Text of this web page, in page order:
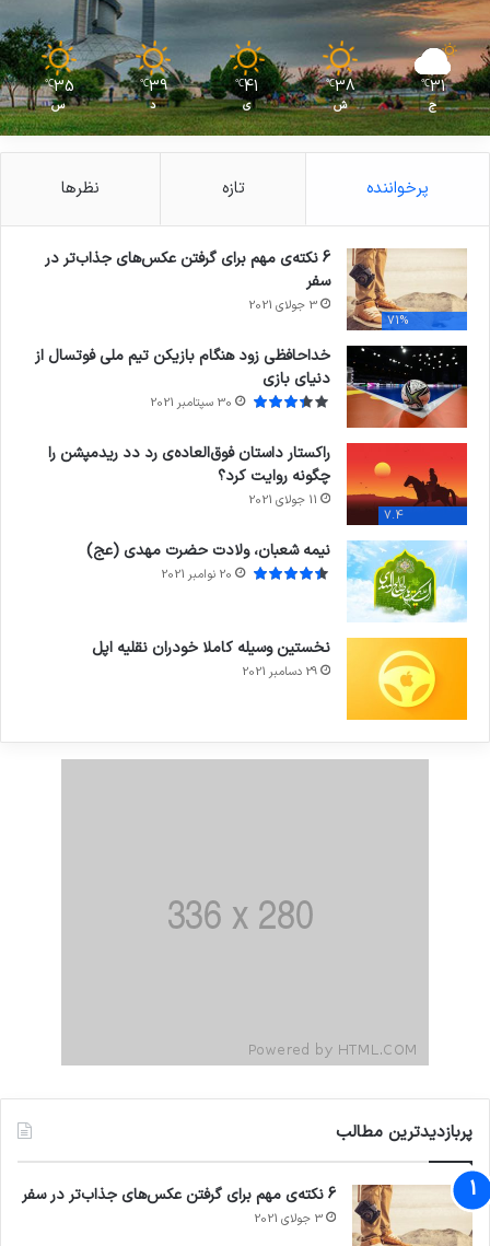
31
℃
ج
38
℃
ش
41
℃
ی
39
℃
د
35
℃
س
پرخواننده تازه نظرها
71%
6 نکته‌ی مهم برای گرفتن عکس‌های جذاب‌تر در
سفر
3 جولای 2021
خداحافظی زود هنگام بازیکن تیم ملی فوتسال از
دنیای بازی
30 سپتامبر 2021
7.4
راکستار داستان فوق‌العاده‌ی رد دد ریدمپشن را
چگونه روایت کرد؟
11 جولای 2021
نیمه شعبان، ولادت حضرت مهدی (عج)
20 نوامبر 2021
نخستین وسیله کاملا خودران نقلیه اپل
29 دسامبر 2021
پربازدیدترین مطالب
6 نکته‌ی مهم برای گرفتن عکس‌های جذاب‌تر در سفر
3 جولای 2021